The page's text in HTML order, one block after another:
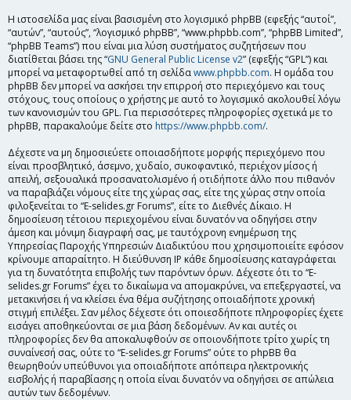
Η ιστοσελίδα μας είναι βασισμένη στο λογισμικό phpBB (εφεξής “αυτοί”,
“αυτών”, “αυτούς”, “λογισμικό phpBB”, “www.phpbb.com”, “phpBB Limited”,
“phpBB Teams”) που είναι μια λύση συστήματος συζητήσεων που
διατίθεται βάσει της “GNU General Public License v2” (εφεξής “GPL”) και
μπορεί να μεταφορτωθεί από τη σελίδαwww.phpbb.com. Η ομάδα του
phpBB δεν μπορεί να ασκήσει την επιρροή στο περιεχόμενο και τους
στόχους, τους οποίους ο χρήστης με αυτό το λογισμικό ακολουθεί λόγω
των κανονισμών του GPL. Για περισσότερες πληροφορίες σχετικά με το
phpBB, παρακαλούμε δείτε στο https://www.phpbb.com/.
Δέχεστε να μη δημοσιεύετε οποιασδήποτε μορφής περιεχόμενο που
είναι προσβλητικό, άσεμνο, χυδαίο, συκοφαντικό, περιέχον μίσος ή
απειλή, σεξουαλικά προσανατολισμένο ή οτιδήποτε άλλο που πιθανόν
να παραβιάζει νόμους είτε της χώρας σας, είτε της χώρας στην οποία
φιλοξενείται το “E-selides.gr Forums”, είτε το Διεθνές Δίκαιο. Η
δημοσίευση τέτοιου περιεχομένου είναι δυνατόν να οδηγήσει στην
άμεση και μόνιμη διαγραφή σας, με ταυτόχρονη ενημέρωση της
Υπηρεσίας Παροχής Υπηρεσιών Διαδικτύου που χρησιμοποιείτε εφόσον
κρίνουμε απαραίτητο. Η διεύθυνση IP κάθε δημοσίευσης καταγράφεται
για τη δυνατότητα επιβολής των παρόντων όρων. Δέχεστε ότι το “E-
selides.gr Forums” έχει το δικαίωμα να απομακρύνει, να επεξεργαστεί, να
μετακινήσει ή να κλείσει ένα θέμα συζήτησης οποιαδήποτε χρονική
στιγμή επιλέξει. Σαν μέλος δέχεστε ότι οποιεσδήποτε πληροφορίες έχετε
εισάγει αποθηκεύονται σε μια βάση δεδομένων. Αν και αυτές οι
πληροφορίες δεν θα αποκαλυφθούν σε οποιονδήποτε τρίτο χωρίς τη
συναίνεσή σας, ούτε το “E-selides.gr Forums” ούτε το phpBB θα
θεωρηθούν υπεύθυνοι για οποιαδήποτε απόπειρα ηλεκτρονικής
εισβολής ή παραβίασης η οποία είναι δυνατόν να οδηγήσει σε απώλεια
αυτών των δεδομένων.